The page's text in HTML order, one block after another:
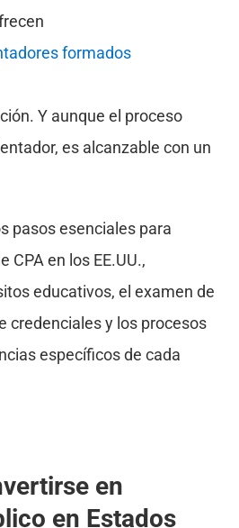
formados
Y aunque el proceso
es alcanzable con un
pasos esenciales para
CPA en los EE.UU.,
educativos, el examen de
credenciales y los procesos
específicos de cada
en
en Estados